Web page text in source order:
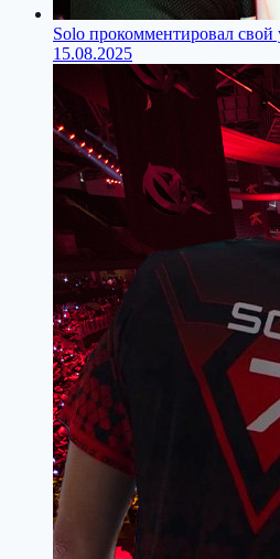
Solo прокомментировал свой
15.08.2025